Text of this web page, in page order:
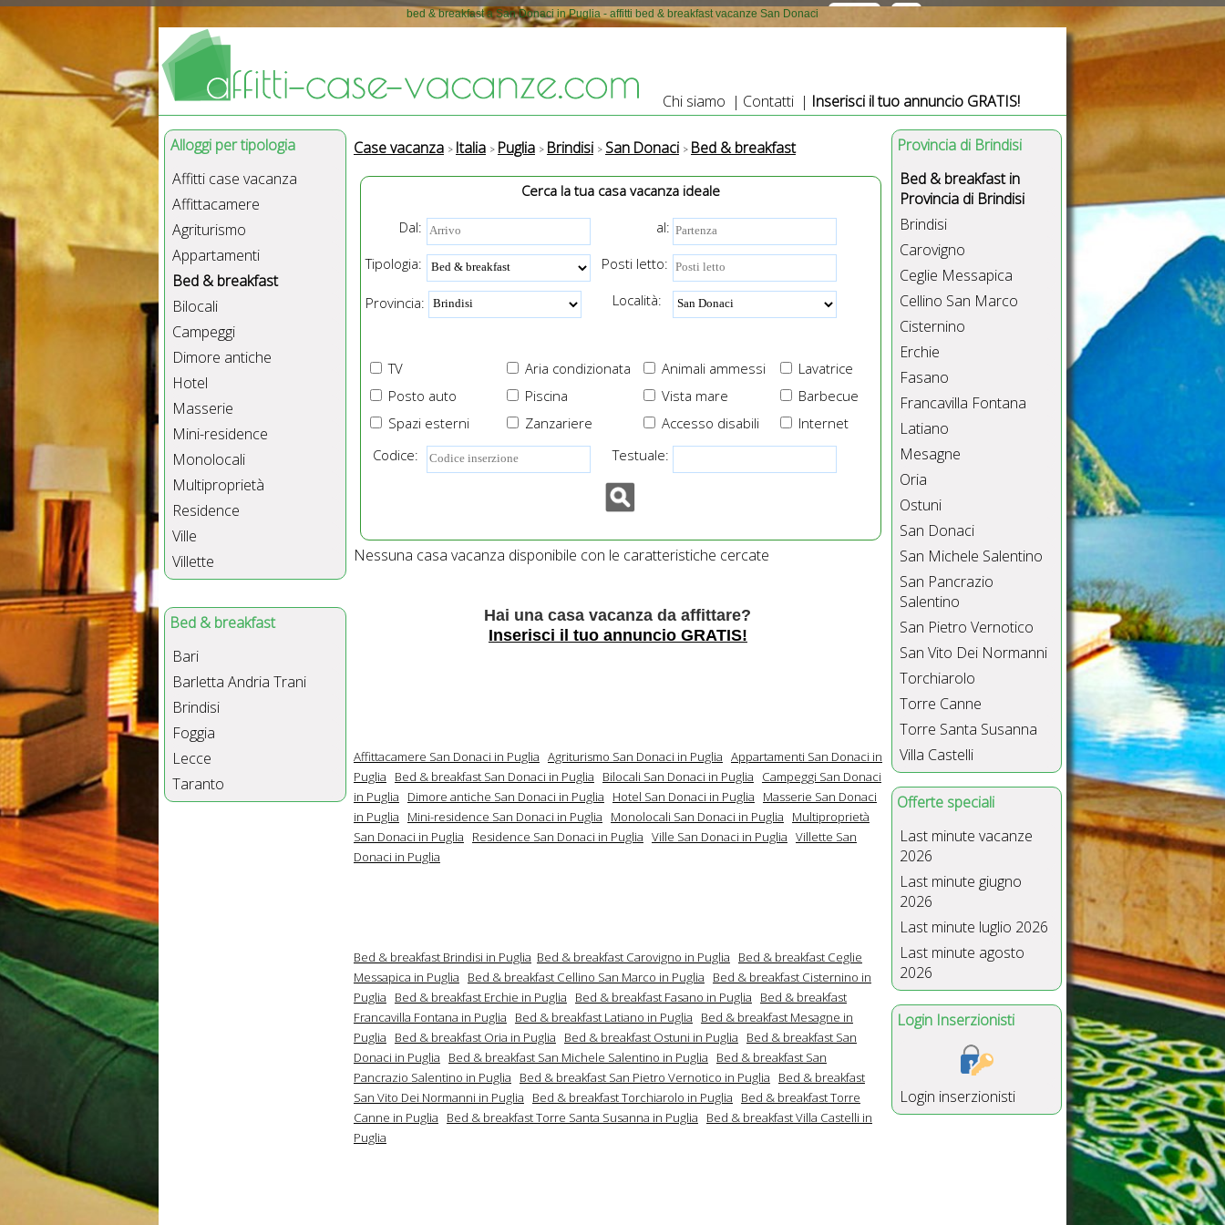
bed & breakfast a San Donaci in Puglia - affitti bed & breakfast vacanze San Donaci
Chi siamo | Contatti | Inserisci il tuo annuncio GRATIS!
Alloggi per tipologia
Affitti case vacanza
Affittacamere
Agriturismo
Appartamenti
Bed & breakfast
Bilocali
Campeggi
Dimore antiche
Hotel
Masserie
Mini-residence
Monolocali
Multiproprietà
Residence
Ville
Villette
Bed & breakfast
Bari
Barletta Andria Trani
Brindisi
Foggia
Lecce
Taranto
Case vacanza Italia Puglia Brindisi San Donaci Bed & breakfast
Cerca la tua casa vacanza ideale
Dal:
al:
Tipologia:
Posti letto:
Provincia: Località:
TV Aria condizionata Animali ammessi
Lavatrice
Posto auto
Piscina Vista mare
Barbecue
Spazi esterni
Zanzariere Internet
Accesso disabili
Codice:
Testuale:
Nessuna casa vacanza disponibile con le caratteristiche cercate
Hai una casa vacanza da affittare?
Inserisci il tuo annuncio GRATIS!
Affittacamere San Donaci in Puglia Agriturismo San Donaci in Puglia Appartamenti San Donaci in
Puglia
Bed & breakfast San Donaci in Puglia Bilocali San Donaci in Puglia
Campeggi San Donaci
in Puglia
Dimore antiche San Donaci in Puglia Hotel San Donaci in Puglia
Masserie San Donaci
in Puglia
Mini-residence San Donaci in Puglia Monolocali San Donaci in Puglia
Multiproprietà
San Donaci in Puglia
Residence San Donaci in Puglia Ville San Donaci in Puglia Villette San
Donaci in Puglia
Bed & breakfast Brindisi in Puglia Bed & breakfast Carovigno in Puglia
Bed & breakfast Ceglie
Messapica in Puglia
Bed & breakfast Cellino San Marco in Puglia
Bed & breakfast Cisternino in
Puglia
Bed & breakfast Erchie in Puglia Bed & breakfast Fasano in Puglia
Bed & breakfast
Francavilla Fontana in Puglia
Bed & breakfast Latiano in Puglia
Bed & breakfast Mesagne in
Puglia
Bed & breakfast Oria in Puglia Bed & breakfast Ostuni in Puglia
Bed & breakfast San
Donaci in Puglia
Bed & breakfast San Michele Salentino in Puglia
Bed & breakfast San
Pancrazio Salentino in Puglia
Bed & breakfast San Pietro Vernotico in Puglia
Bed & breakfast
San Vito Dei Normanni in Puglia
Bed & breakfast Torchiarolo in Puglia
Bed & breakfast Torre
Canne in Puglia
Bed & breakfast Torre Santa Susanna in Puglia
Bed & breakfast Villa Castelli in
Puglia
Provincia di Brindisi
Bed & breakfast in
Provincia di Brindisi
Brindisi
Carovigno
Ceglie Messapica
Cellino San Marco
Cisternino
Erchie
Fasano
Francavilla Fontana
Latiano
Mesagne
Oria
Ostuni
San Donaci
San Michele Salentino
San Pancrazio
Salentino
San Pietro Vernotico
San Vito Dei Normanni
Torchiarolo
Torre Canne
Torre Santa Susanna
Villa Castelli
Offerte speciali
Last minute vacanze
2026
Last minute giugno
2026
Last minute luglio 2026
Last minute agosto
2026
Login Inserzionisti
Login inserzionisti